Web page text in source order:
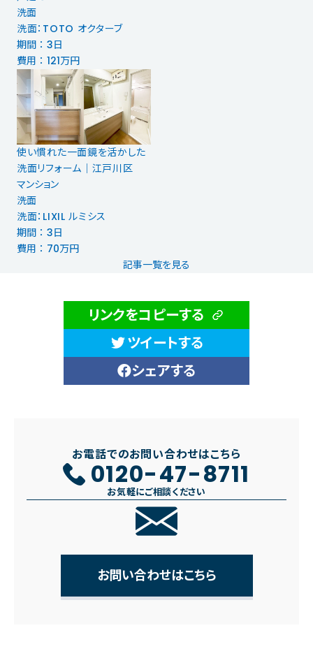
洗面
洗面：TOTO オクターブ
期間 ： 3日
費用 ： 121万円
使い慣れた一面鏡を活かした
洗面リフォーム｜江戸川区
マンション
洗面
洗面：LIXIL ルミシス
期間 ： 3日
費用 ： 70万円
記事一覧を見る
リンクをコピーする
ツイートする
シェアする
お電話でのお問い合わせはこちら
0120-47-8711
お気軽にご相談ください
お問い合わせはこちら